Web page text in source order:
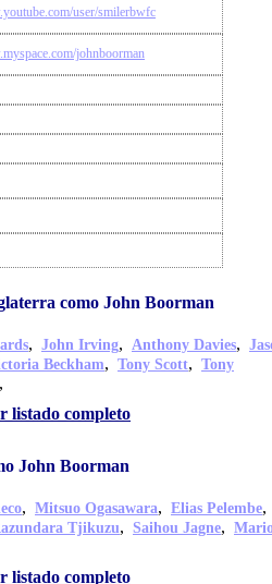
user/smilerbwfc
johnboorman
como John Boorman
, John Irving, Anthony Davies,
Beckham, Tony Scott, Tony
,
listado completo
John Boorman
, Mitsuo Ogasawara, Elias Pelembe
Tjikuzu, Saihou Jagne,
listado completo